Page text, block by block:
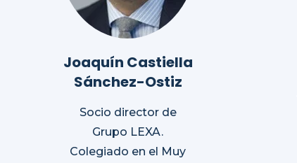
Joaquín Castiella
Sánchez-Ostiz
Socio director de
Grupo LEXA.
Colegiado en el Muy